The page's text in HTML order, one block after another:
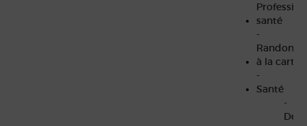
santé
-
à la carte
-
Santé
-